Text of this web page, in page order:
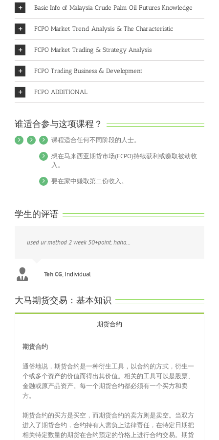
Basic Info of Malaysia Crude Palm Oil Futures Knowledge
FCPO Market Trend Analysis & The Characteristic
FCPO Market Trading & Strategy Analysis
FCPO Trading Business & Development
FCPO ADDITIONAL
谁适合参与这项课程？
课程适合任何不同阶段的人士。
想在马来西亚期货市场(FCPO)持续获利或赚取被动收
入。
要在家中赚取第二份收入。
学生的评语
used ur method 2 week 50+point. haha…
Teh CG,Individual
大马期货交易：基本知识
期货合约
期货合约
通俗地说，期货合约是一种衍生工具，以合约的方式，衍生一
个或多个资产的价值而得出其价值。相关的工具可以是股票、
金融或原产品资产。每一个期货合约都必须有一个买方和卖
方。
期货合约的买方是买空，而期货合约的卖方则是卖空。当双方
进入了期货合约，合约持有人需负上法律责任，在特定日期把
相关特定数量的期货在合约预定的价格上进行合约交易。期货